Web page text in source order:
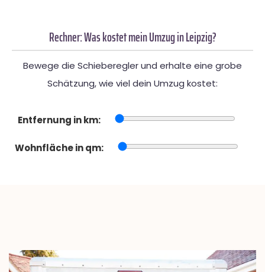
Rechner: Was kostet mein Umzug in Leipzig?
Bewege die Schieberegler und erhalte eine grobe
Schätzung, wie viel dein Umzug kostet:
Entfernung in km:
Wohnfläche in qm: